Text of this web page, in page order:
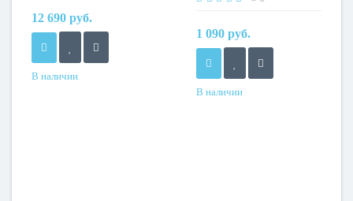
12 690 руб.
В наличии
1 090 руб.
В наличии